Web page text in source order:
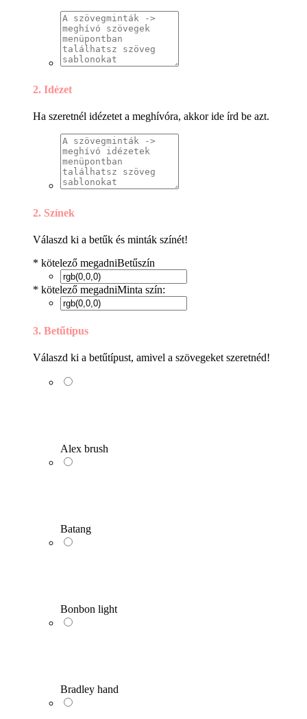
2. Idézet
Ha szeretnél idézetet a meghívóra, akkor ide írd be azt.
2. Színek
Válaszd ki a betűk és minták színét!
* kötelező megadniBetűszín
* kötelező megadniMinta szín:
3. Betűtípus
Válaszd ki a betűtípust, amivel a szövegeket szeretnéd!
Alex brush
Batang
Bonbon light
Bradley hand